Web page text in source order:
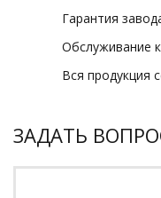
Гарантия
Обслуживание
Вся продукция
ЗАДАТЬ